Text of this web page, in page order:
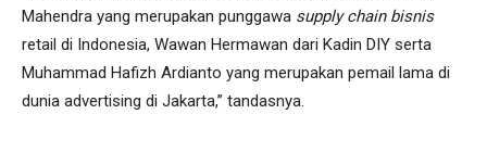
Mahendra yang merupakan punggawa supply chain bisnis
retail di Indonesia, Wawan Hermawan dari Kadin DIY serta
Muhammad Hafizh Ardianto yang merupakan pemail lama di
dunia advertising di Jakarta,” tandasnya.